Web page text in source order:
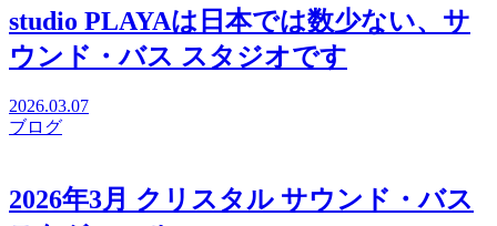
studio PLAYAは日本では数少ない、サ
ウンド・バス スタジオです
2026.03.07
ブログ
2026年3月 クリスタル サウンド・バス